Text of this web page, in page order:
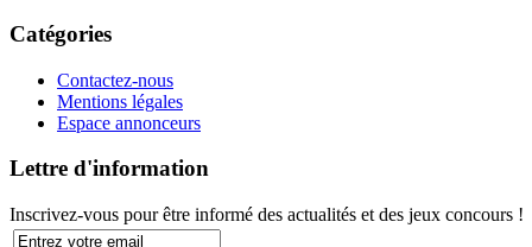
Catégories
Contactez-nous
Mentions légales
Espace annonceurs
Lettre d'information
Inscrivez-vous pour être informé des actualités et des jeux concours !